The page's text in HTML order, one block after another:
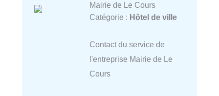
Mairie de Le Cours
Catégorie : Hôtel de ville
Contact du service de
l'entreprise Mairie de Le
Cours